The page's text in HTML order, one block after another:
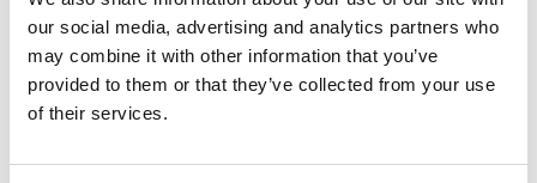
our social media, advertising and analytics partners who
may combine it with other information that you’ve
provided to them or that they’ve collected from your use
of their services.
Não deu certo com os peixes? Só uma coisa a fazer: